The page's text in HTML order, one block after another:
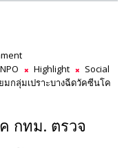
Highlight
Social
กลุ่มเปราะบางฉีดวัคซีนโค
กทม. ตรวจ